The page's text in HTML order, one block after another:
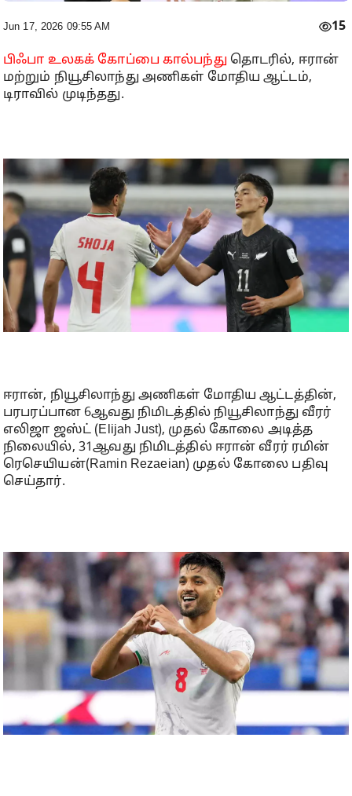
Jun 17, 2026 09:55 AM 15
பிஃபா உலகக் கோப்பை கால்பந்து தொடரில், ஈரான்
மற்றும் நியூசிலாந்து அணிகள் மோதிய ஆட்டம்,
டிராவில் முடிந்தது.
ஈரான், நியூசிலாந்து அணிகள் மோதிய ஆட்டத்தின்,
பரபரப்பான 6ஆவது நிமிடத்தில் நியூசிலாந்து வீரர்
எலிஜா ஜஸ்ட் (Elijah Just), முதல் கோலை அடித்த
நிலையில், 31ஆவது நிமிடத்தில் ஈரான் வீரர் ரமின்
ரெசெயியன்(Ramin Rezaeian) முதல் கோலை பதிவு
செய்தார்.